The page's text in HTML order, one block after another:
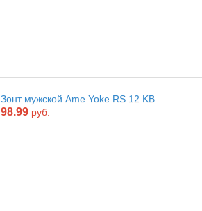
Зонт мужской Ame Yoke RS 12 KB
98.99 руб.